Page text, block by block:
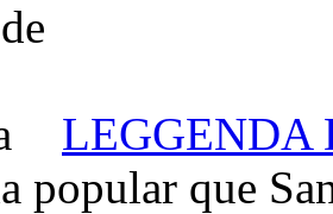
LEGGENDA
popular que